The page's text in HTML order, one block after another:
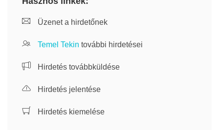
Üzenet a hirdetőnek
Temel Tekin további hirdetései
Hirdetés továbbküldése
Hirdetés jelentése
Hirdetés kiemelése